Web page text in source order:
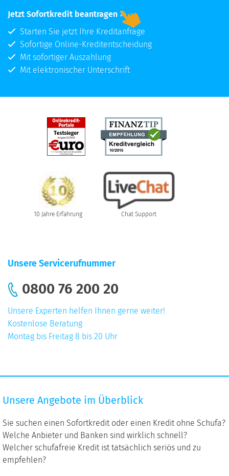
Jetzt Sofortkredit beantragen
Starten Sie jetzt Ihre Kreditanfrage
Sofortige Online-Kreditentscheidung
Mit sofortiger Auszahlung
Mit elektronischer Unterschrift
10 Jahre Erfahrung Chat Support
Unsere Servicerufnummer
0800 76 200 20
Unsere Experten helfen Ihnen gerne weiter!
Kostenlose Beratung
Montag bis Freitag 8 bis 20 Uhr
Angebote
Überblick
Unsere Angebote im Überblick
Sie suchen einen Sofortkredit oder einen Kredit ohne Schufa?
Welche Anbieter und Banken sind wirklich schnell?
Welcher schufafreie Kredit ist tatsächlich seriös und zu
empfehlen?